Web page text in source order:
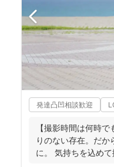
発達凸凹相談歓迎
【撮影時間は何時
りのない存在。だか
に。 気持ちを込め